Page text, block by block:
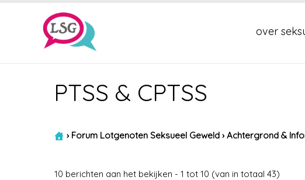
over
PTSS & CPTSS
› Forum Lotgenoten Seksueel Geweld › Achtergrond &
10 berichten aan het bekijken - 1 tot 10 (van in totaal 43)